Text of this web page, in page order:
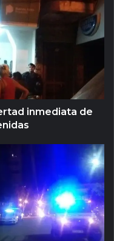
inmediata de